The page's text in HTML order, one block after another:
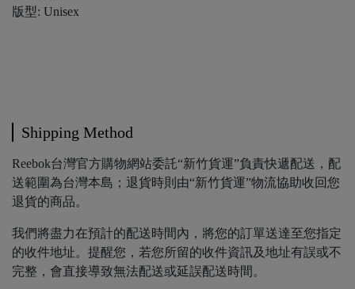
版型: Unisex
Shipping Method
Reebok台灣官方購物網站委託“新竹貨運”負責快遞配送，配
送範圍為台灣本島；退貨時則由“新竹貨運”物流協助收回您
退貨的商品。
我們將盡力在預計的配送時間內，將您的訂單送達至您指定
的收件地址。提醒您，若您所留的收件資訊及地址有誤或不
完整，會直接導致無法配送或延誤配送時間。